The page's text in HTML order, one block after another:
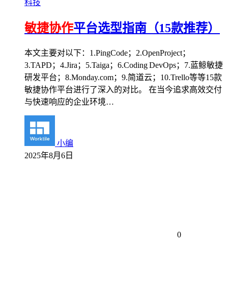
科技
敏捷协作平台选型指南（15款推荐）
本文主要对以下：1.PingCode；2.OpenProject；
3.TAPD；4.Jira；5.Taiga；6.Coding DevOps；7.蓝鲸敏捷
研发平台；8.Monday.com；9.简道云；10.Trello等等15款
敏捷协作平台进行了深入的对比。 在当今追求高效交付
与快速响应的企业环境…
小编
2025年8月6日
0